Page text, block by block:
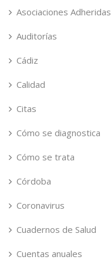
Asociaciones Adheridas
Auditorías
Cádiz
Calidad
Citas
Cómo se diagnostica
Cómo se trata
Córdoba
Coronavirus
Cuadernos de Salud
Cuentas anuales